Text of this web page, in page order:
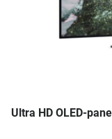
Ultra HD OLED-